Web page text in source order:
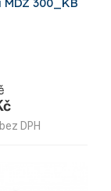
300_KB
bez DPH